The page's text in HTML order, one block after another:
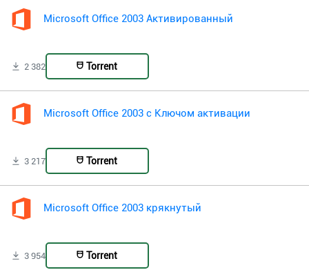
Microsoft Office 2003 Активированный
2 382 Torrent
Microsoft Office 2003 с Ключом активации
3 217 Torrent
Microsoft Office 2003 крякнутый
3 954 Torrent